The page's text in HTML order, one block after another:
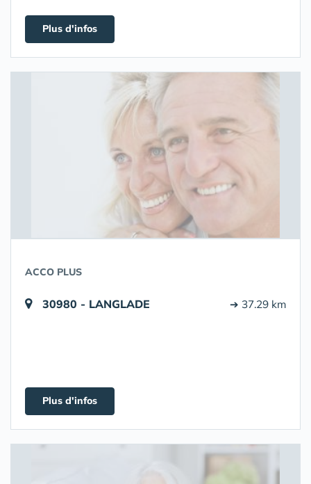
Plus d'infos
ACCO PLUS
30980 - LANGLADE ➔ 37.29 km
Plus d'infos